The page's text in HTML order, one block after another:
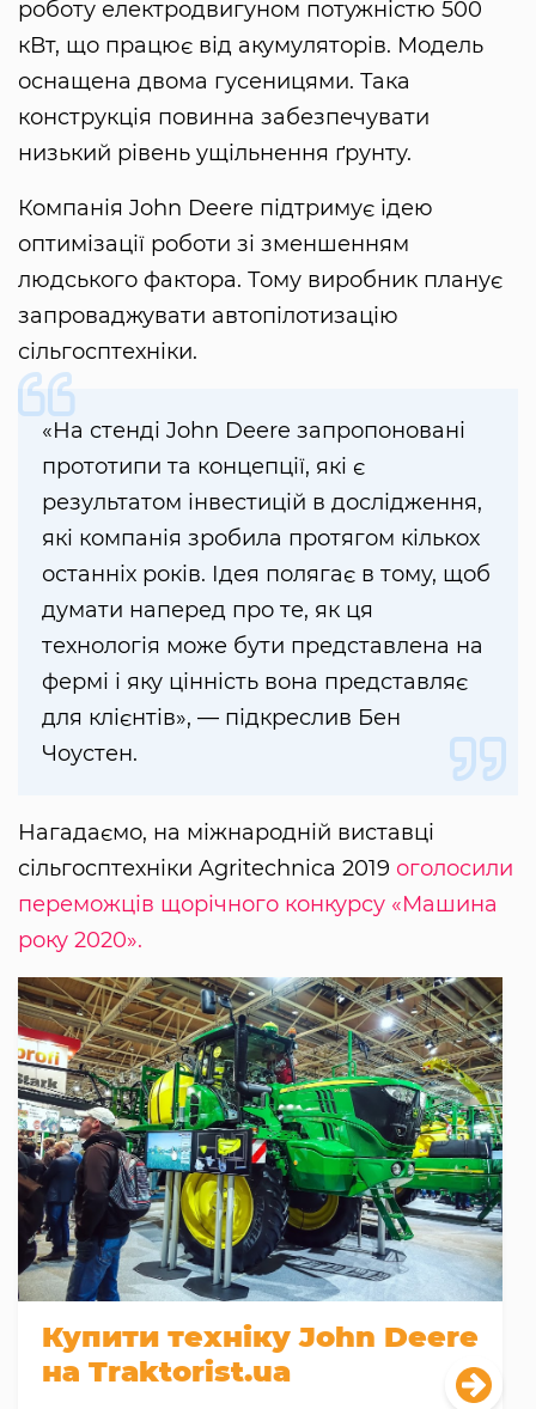
роботу електродвигуном потужністю 500
кВт, що працює від акумуляторів. Модель
оснащена двома гусеницями. Така
конструкція повинна забезпечувати
низький рівень ущільнення ґрунту.
Компанія John Deere підтримує ідею
оптимізації роботи зі зменшенням
людського фактора. Тому виробник планує
запроваджувати автопілотизацію
сільгосптехніки.
«На стенді John Deere запропоновані
прототипи та концепції, які є
результатом інвестицій в дослідження,
які компанія зробила протягом кількох
останніх років. Ідея полягає в тому, щоб
думати наперед про те, як ця
технологія може бути представлена ​​на
фермі і яку цінність вона представляє
для клієнтів», — підкреслив Бен
Чоустен.
Нагадаємо, на міжнародній виставці
сільгосптехніки Agritechnica 2019 оголосили
переможців щорічного конкурсу «Машина
року 2020».
Купити техніку John Deere
на Traktorist.ua